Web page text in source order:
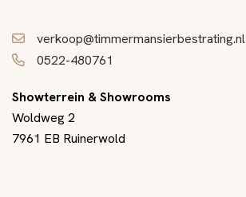
verkoop@timmermansierbestrating.nl
0522-480761
Showterrein & Showrooms
Woldweg 2
7961 EB Ruinerwold